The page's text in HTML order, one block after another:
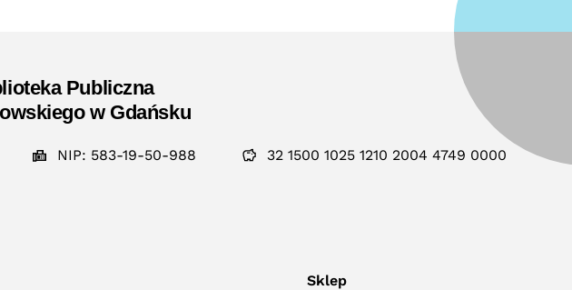
Publiczna
w Gdańsku
NIP: 583-19-50-988 32 1500 1025 1210 2004 4749 0000
Sklep